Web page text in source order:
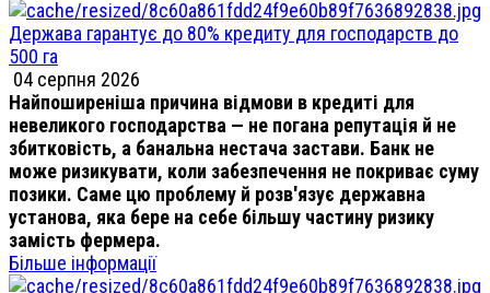
Держава гарантує до 80% кредиту для господарств до
500 га
04 серпня 2026
Найпоширеніша причина відмови в кредиті для
невеликого господарства — не погана репутація й не
збитковість, а банальна нестача застави. Банк не
може ризикувати, коли забезпечення не покриває суму
позики. Саме цю проблему й розв'язує державна
установа, яка бере на себе більшу частину ризику
замість фермера.
Більше інформації